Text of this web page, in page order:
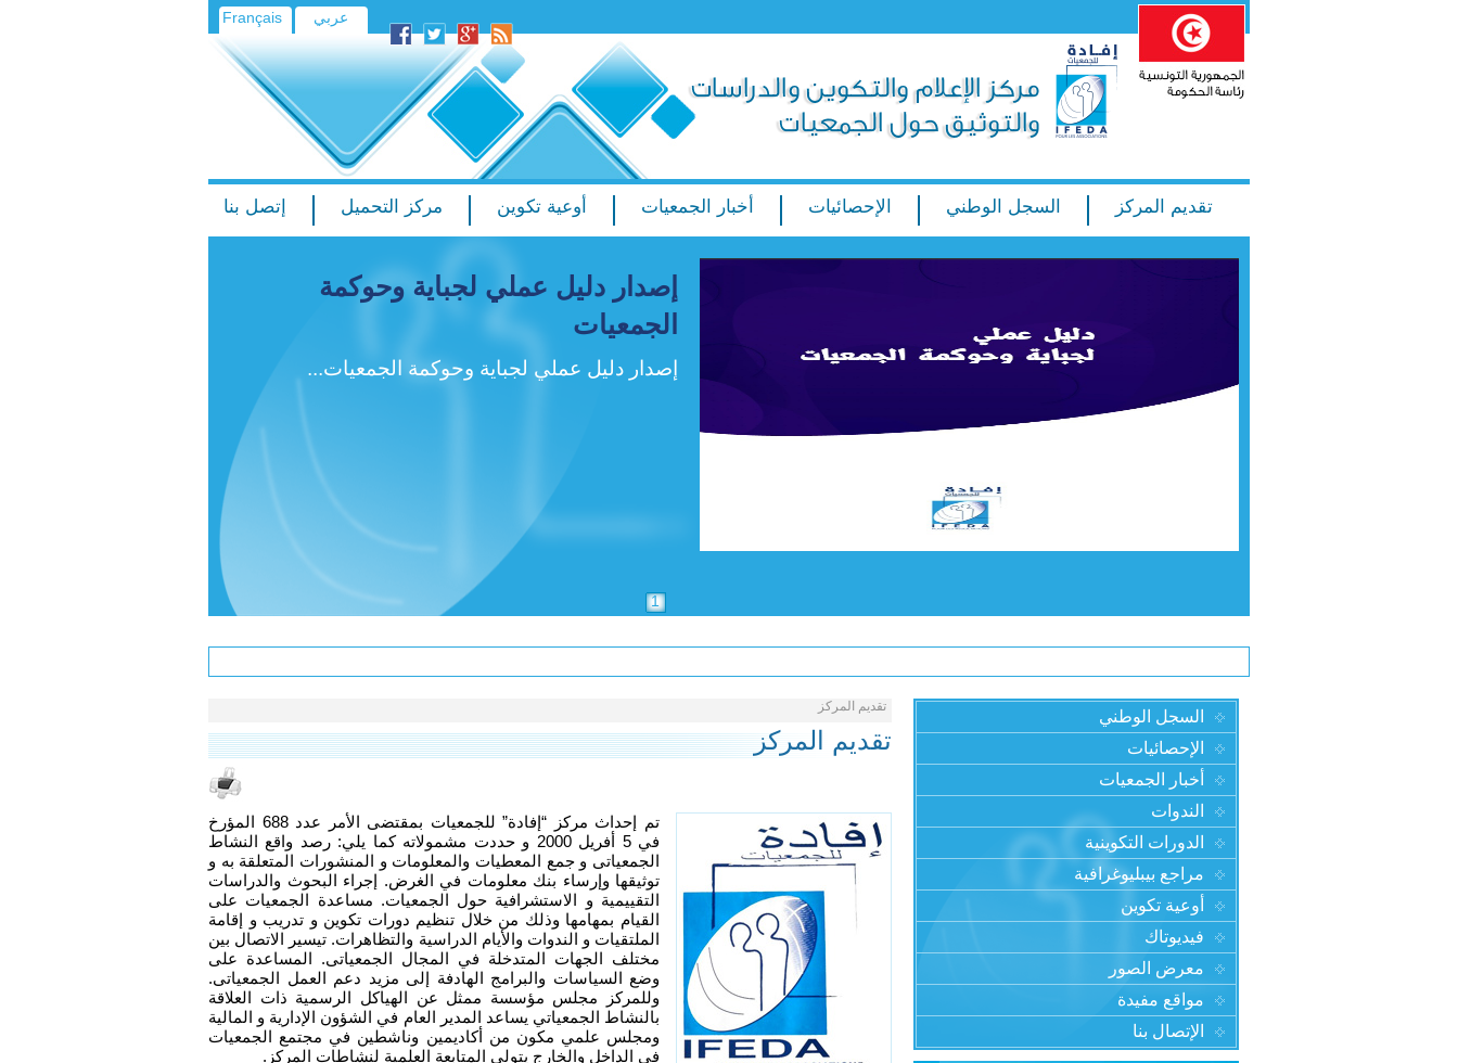
Français عربي
تقديم المركز السجل الوطني الإحصائيات أخبار الجمعيات أوعية تكوين مركز التحميل إتصل بنا
إصدار دليل عملي لجباية وحوكمة
الجمعيات
إصدار دليل عملي لجباية وحوكمة الجمعيات...
1
السجل الوطني
الإحصائيات
أخبار الجمعيات
الندوات
الدورات التكوينية
مراجع بيبليوغرافية
أوعية تكوين
فيديوتاك
معرض الصور
مواقع مفيدة
الإتصال بنا
تقديم المركز
تقديم المركز
تم إحداث مركز “إفادة” للجمعيات بمقتضى الأمر عدد 688 المؤرخ
في 5 أفريل 2000 و حددت مشمولاته كما يلي: رصد واقع النشاط
الجمعياتى و جمع المعطيات والمعلومات و المنشورات المتعلقة به و
توثيقها وإرساء بنك معلومات في الغرض. إجراء البحوث والدراسات
التقييمية و الاستشرافية حول الجمعيات. مساعدة الجمعيات على
القيام بمهامها وذلك من خلال تنظيم دورات تكوين و تدريب و إقامة
الملتقيات و الندوات والأيام الدراسية والتظاهرات. تيسير الاتصال بين
مختلف الجهات المتدخلة في المجال الجمعياتى. المساعدة على
وضع السياسات والبرامج الهادفة إلى مزيد دعم العمل الجمعياتى.
وللمركز مجلس مؤسسة ممثل عن الهياكل الرسمية ذات العلاقة
بالنشاط الجمعياتي يساعد المدير العام في الشؤون الإدارية و المالية
ومجلس علمي مكون من أكاديمين وناشطين في مجتمع الجمعيات
في الداخل والخارج يتولى المتابعة العلمية لنشاطات المركز.